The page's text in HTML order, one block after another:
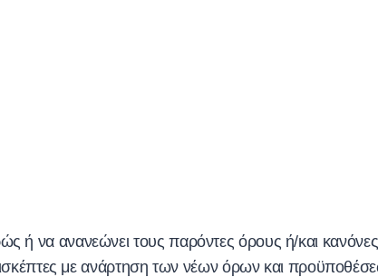
ή να ανανεώνει τους παρόντες όρους ή/και
με ανάρτηση των νέων όρων και